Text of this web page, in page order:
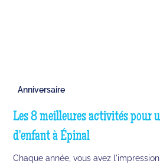
Anniversaire
Les 8 meilleures activités pour
d'enfant à Épinal
Chaque année, vous avez